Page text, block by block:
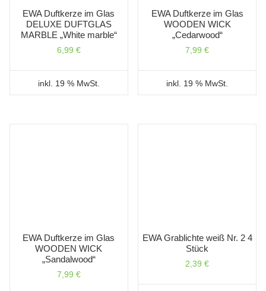
EWA Duftkerze im Glas
DELUXE DUFTGLAS
MARBLE „White marble“
6,99 €
inkl. 19 % MwSt.
EWA Duftkerze im Glas
WOODEN WICK
„Cedarwood“
7,99€
inkl. 19 % MwSt.
EWA Duftkerze im Glas
WOODEN WICK
„Sandalwood“
7,99 €
EWA Grablichte weiß Nr. 2 4
Stück
2,39€